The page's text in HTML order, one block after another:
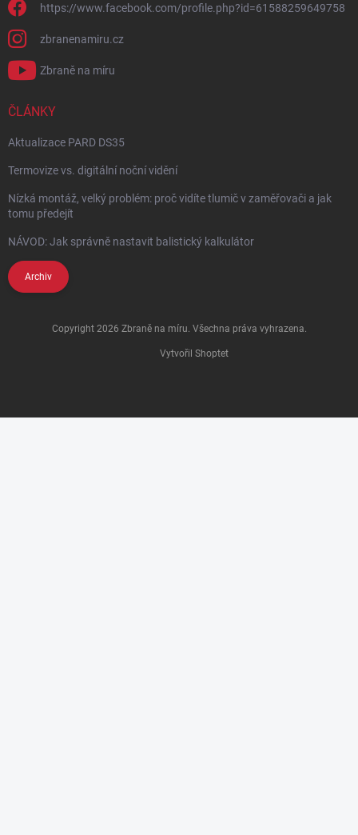
https://www.facebook.com/profile.php?id=61588259649758
zbranenamiru.cz
Zbraně na míru
ČLÁNKY
Aktualizace PARD DS35
Termovize vs. digitální noční vidění
Nízká montáž, velký problém: proč vidíte tlumič v zaměřovači a jak
tomu předejít
NÁVOD: Jak správně nastavit balistický kalkulátor
Archiv
Vytvořil Shoptet
Copyright 2026 Zbraně na míru . Všechna práva vyhrazena.